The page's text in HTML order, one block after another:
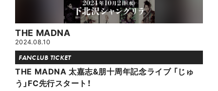
THE MADNA
2024.08.10
FANCLUB TICKET
THE MADNA 太嘉志&朋十周年記念ライブ 「じゅ
う」FC先行スタート！